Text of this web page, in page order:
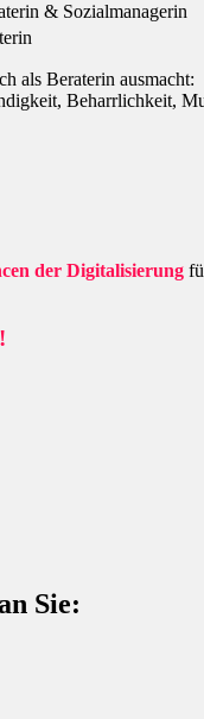
& Sozialmanagerin
als Beraterin ausmacht:
Beharrlichkeit,
der Digitalisierung
Sie: